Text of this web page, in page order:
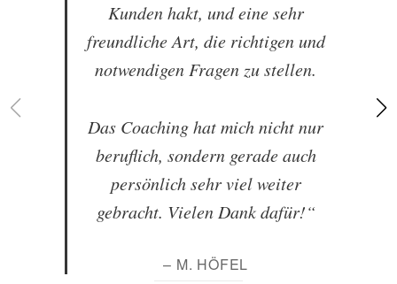
Kunden hakt, und eine sehr
freundliche Art, die richtigen und
notwendigen Fragen zu stellen.
Das Coaching hat mich nicht nur
beruflich, sondern gerade auch
persönlich sehr viel weiter
gebracht. Vielen Dank dafür!“
– M. HÖFEL